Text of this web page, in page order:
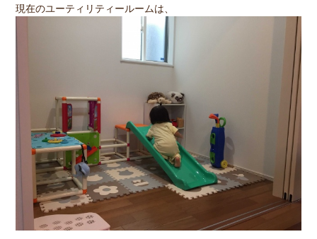
現在のユーティリティールームは、